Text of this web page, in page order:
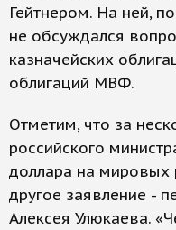
Гейтнером. На ней,
не обсуждался
казначейских
облигаций МВФ.
Отметим, что за
российского
доллара на мировых
другое заявление -
Алексея Улюкаева.